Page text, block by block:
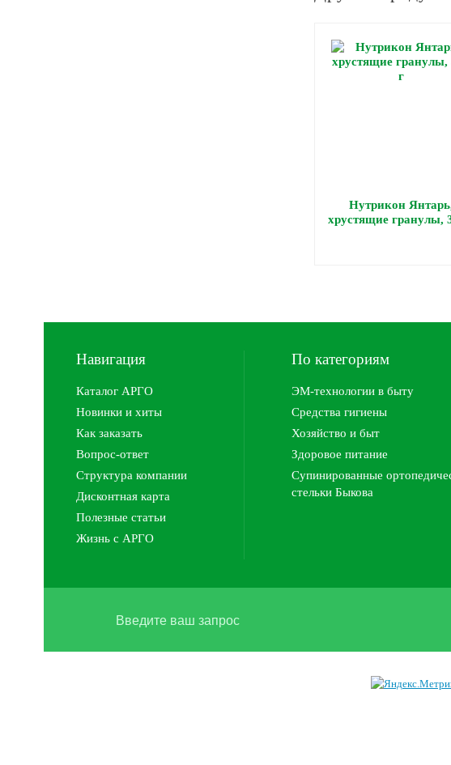
Нутрикон
хрустящие гранулы,
Навигация
Каталог АРГО
Новинки и хиты
Как заказать
Вопрос-ответ
Структура компании
Дисконтная карта
Полезные статьи
Жизнь с АРГО
По категориям
ЭМ-технологии в быту
Средства гигиены
Хозяйство и быт
Здоровое питание
Супинированные
стельки Быкова